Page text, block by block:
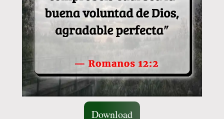
Download